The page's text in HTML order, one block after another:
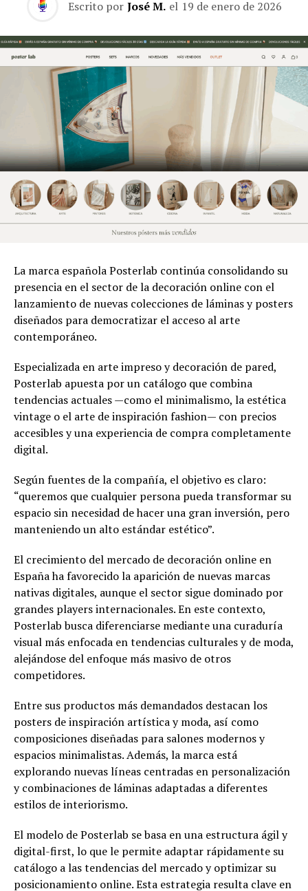
Escrito por José M. el 19 de enero de 2026
La marca española Posterlab continúa consolidando su
presencia en el sector de la decoración online con el
lanzamiento de nuevas colecciones de láminas y posters
diseñados para democratizar el acceso al arte
contemporáneo.
Especializada en arte impreso y decoración de pared,
Posterlab apuesta por un catálogo que combina
tendencias actuales —como el minimalismo, la estética
vintage o el arte de inspiración fashion— con precios
accesibles y una experiencia de compra completamente
digital.
Según fuentes de la compañía, el objetivo es claro:
“queremos que cualquier persona pueda transformar su
espacio sin necesidad de hacer una gran inversión, pero
manteniendo un alto estándar estético”.
El crecimiento del mercado de decoración online en
España ha favorecido la aparición de nuevas marcas
nativas digitales, aunque el sector sigue dominado por
grandes players internacionales. En este contexto,
Posterlab busca diferenciarse mediante una curaduría
visual más enfocada en tendencias culturales y de moda,
alejándose del enfoque más masivo de otros
competidores.
Entre sus productos más demandados destacan los
posters de inspiración artística y moda, así como
composiciones diseñadas para salones modernos y
espacios minimalistas. Además, la marca está
explorando nuevas líneas centradas en personalización
y combinaciones de láminas adaptadas a diferentes
estilos de interiorismo.
El modelo de Posterlab se basa en una estructura ágil y
digital-first, lo que le permite adaptar rápidamente su
catálogo a las tendencias del mercado y optimizar su
posicionamiento online. Esta estrategia resulta clave en